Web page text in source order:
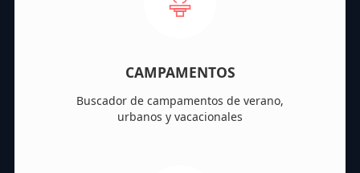
CAMPAMENTOS
Buscador de campamentos de verano,
urbanos y vacacionales